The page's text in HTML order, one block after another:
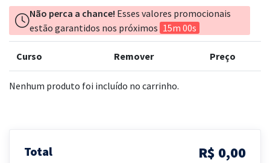
Não perca a chance! Esses valores promocionais
estão garantidos nos próximos 15m 00s
Curso Remover Preço
Nenhum produto foi incluído no carrinho.
Total R$ 0,00